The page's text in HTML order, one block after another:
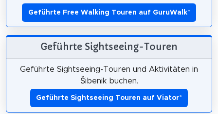
Geführte Free Walking Touren auf GuruWalk*
Geführte Sightseeing-Touren
Geführte Sightseeing-Touren und Aktivitäten in
Šibenik buchen.
Geführte Sightseeing Touren auf Viator*